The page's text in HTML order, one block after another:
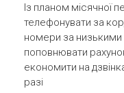
Із планом місячної
телефонувати за
номери за низькими
поповнювати
економити на
разі